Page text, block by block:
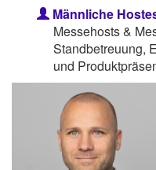
Männliche
Messehosts &
Standbetreuung,
und